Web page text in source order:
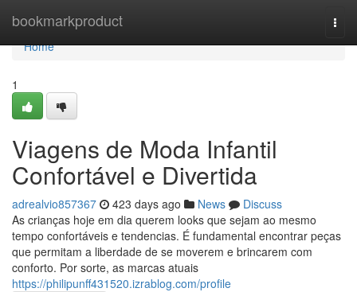
bookmarkproduct
Home
Home
1
Viagens de Moda Infantil
Confortável e Divertida
adrealvio857367 423 days ago News
Discuss
As crianças hoje em dia querem looks que sejam ao mesmo
tempo confortáveis e tendencias. É fundamental encontrar peças
que permitam a liberdade de se moverem e brincarem com
conforto. Por sorte, as marcas atuais
https://philipunff431520.izrablog.com/profile